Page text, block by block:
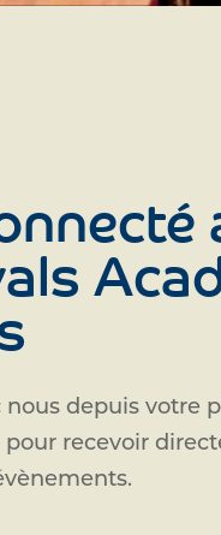
nous depuis votre
recevoir